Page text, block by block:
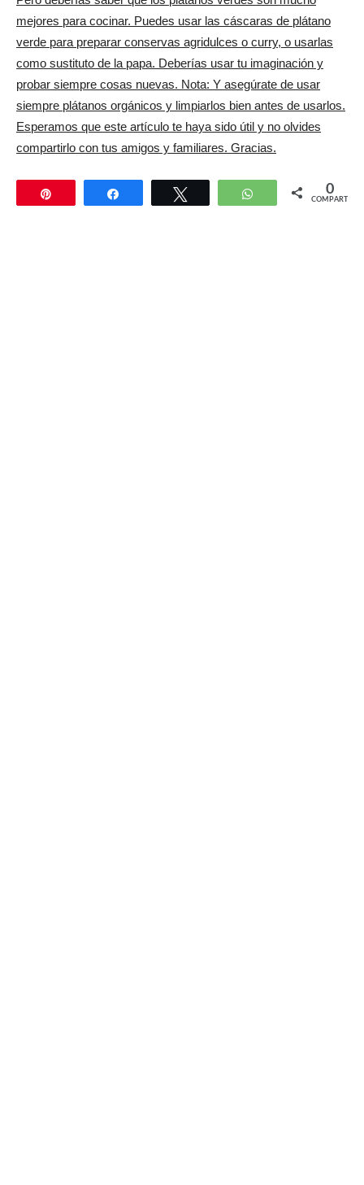
mejores para cocinar. Puedes usar las cáscaras de plátano
verde para preparar conservas agridulces o curry, o usarlas
como sustituto de la papa. Deberías usar tu imaginación y
probar siempre cosas nuevas. Nota: Y asegúrate de usar
siempre plátanos orgánicos y limpiarlos bien antes de usarlos.
Esperamos que este artículo te haya sido útil y no olvides
compartirlo con tus amigos y familiares. Gracias.
Compartir WhatsApp 0
COMPARTIR